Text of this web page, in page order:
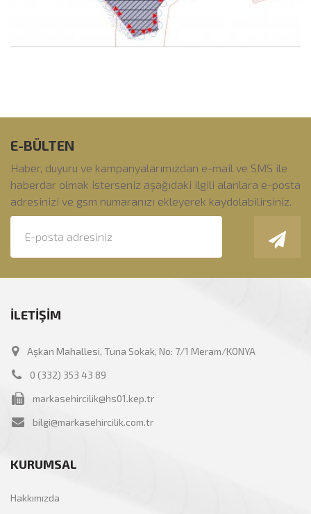
E-BÜLTEN
Haber, duyuru ve kampanyalarımızdan e-mail ve SMS ile
haberdar olmak isterseniz aşağıdaki ilgili alanlara e-posta
adresinizi ve gsm numaranızı ekleyerek kaydolabilirsiniz.
İLETİŞİM
Aşkan Mahallesi, Tuna Sokak, No: 7/1 Meram/KONYA
0 (332) 353 43 89
markasehircilik@hs01.kep.tr
bilgi@markasehircilik.com.tr
KURUMSAL
Hakkımızda